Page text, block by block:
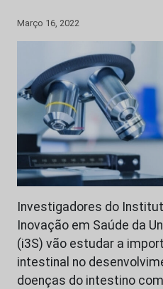
Março 16, 2022
Investigadores do
Inovação em Saúde da
(i3S) vão estudar a
intestinal no
doenças do intestino